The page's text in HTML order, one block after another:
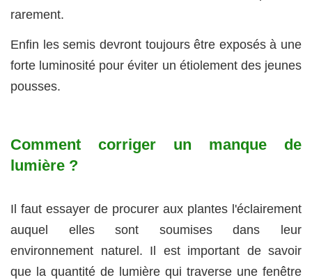
rarement.
Enfin les semis devront toujours être exposés à une
forte luminosité pour éviter un étiolement des jeunes
pousses.
Comment corriger un manque de
lumière ?
Il faut essayer de procurer aux plantes l'éclairement
auquel elles sont soumises dans leur
environnement naturel. Il est important de savoir
que la quantité de lumière qui traverse une fenêtre